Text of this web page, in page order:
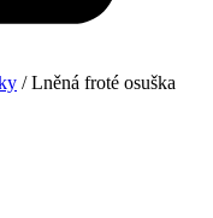
/ Lněná froté osuška